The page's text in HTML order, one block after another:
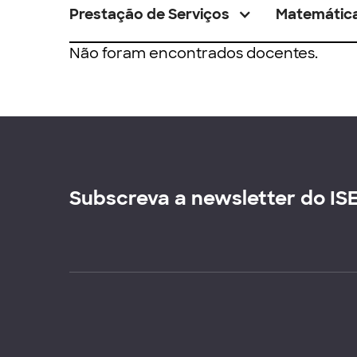
Prestação de Serviços
Não foram encontrados docentes.
Subscreva a newsletter do